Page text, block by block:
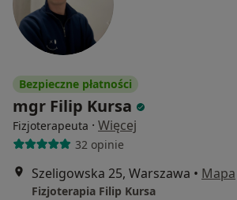
Bezpieczne płatności
mgr Filip Kursa
Fizjoterapeuta · Więcej
32 opinie
Szeligowska 25, Warszawa • Mapa
Fizjoterapia Filip Kursa